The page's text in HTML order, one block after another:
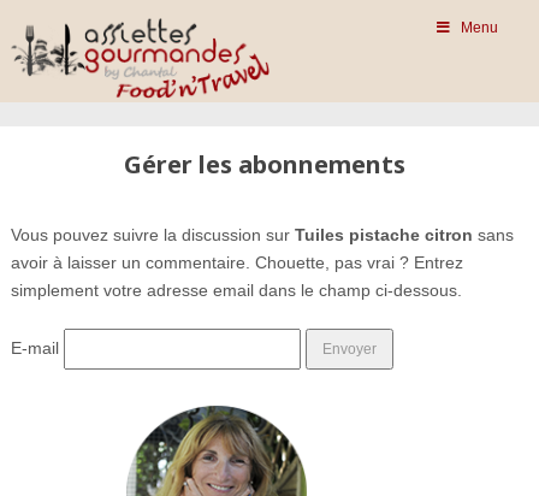
Menu
Gérer les abonnements
Vous pouvez suivre la discussion sur Tuiles pistache citron sans
avoir à laisser un commentaire. Chouette, pas vrai ? Entrez
simplement votre adresse email dans le champ ci-dessous.
E-mail